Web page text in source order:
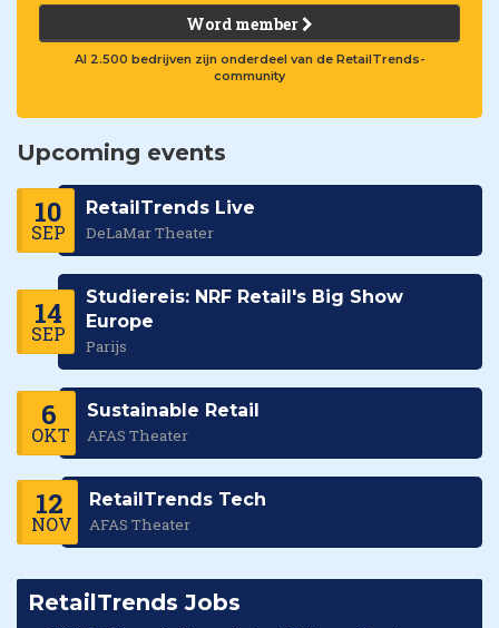
Word member
Al 2.500 bedrijven zijn onderdeel van de RetailTrends-
community
Upcoming events
10
SEP
RetailTrends Live
DeLaMar Theater
14
SEP
Studiereis: NRF Retail's Big Show
Europe
Parijs
6
OKT
Sustainable Retail
AFAS Theater
12
NOV
RetailTrends Tech
AFAS Theater
RetailTrends Jobs